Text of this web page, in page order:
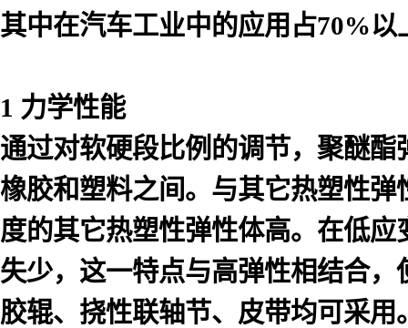
其中在汽车工业中的应用占70%以
1 力学性能
通过对软硬段比例的调节，聚醚
橡胶和塑料之间。与其它热塑性
度的其它热塑性弹性体高。在低
失少，这一特点与高弹性相结合
胶辊、挠性联轴节、皮带均可采用